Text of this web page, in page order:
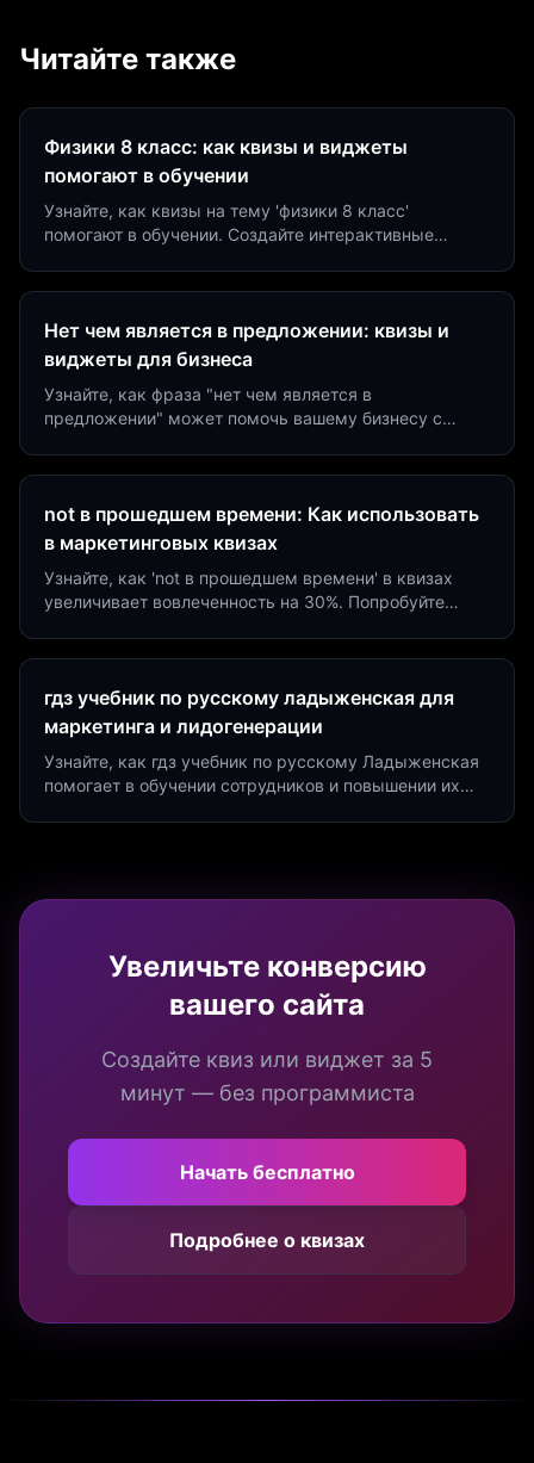
Читайте также
Физики 8 класс: как квизы и виджеты
помогают в обучении
Узнайте, как квизы на тему 'физики 8 класс'
помогают в обучении. Создайте интерактивные
Нет чем является в предложении: квизы и
виджеты для бизнеса
Узнайте, как фраза "нет чем является в
предложении" может помочь вашему бизнесу с
not в прошедшем времени: Как использовать
в маркетинговых квизах
Узнайте, как 'not в прошедшем времени' в квизах
увеличивает вовлеченность на 30%. Попробуйте
гдз учебник по русскому ладыженская для
маркетинга и лидогенерации
Узнайте, как гдз учебник по русскому Ладыженская
помогает в обучении сотрудников и повышении их
Увеличьте конверсию
вашего сайта
Создайте квиз или виджет за 5
минут — без программиста
Начать бесплатно
Подробнее о квизах